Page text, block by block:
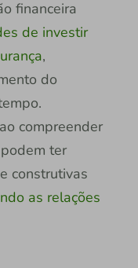
financeira
de investir
,
do
compreender
ter
construtivas
as relações